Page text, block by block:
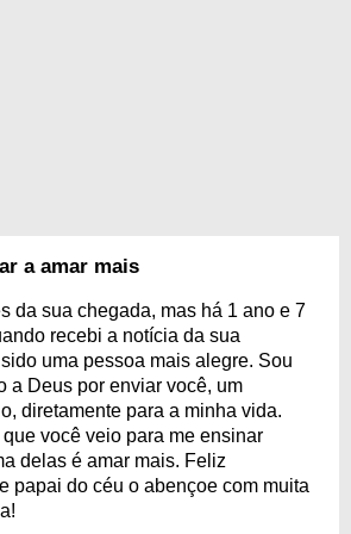
a amar mais
da sua chegada, mas há 1 ano e 7
recebi a notícia da sua
uma pessoa mais alegre. Sou
a Deus por enviar você, um
diretamente para a minha vida.
você veio para me ensinar
delas é amar mais. Feliz
papai do céu o abençoe com muita